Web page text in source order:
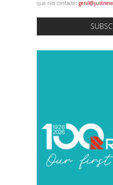
que nos contacte: